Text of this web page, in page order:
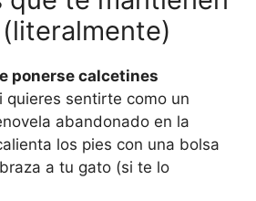
ponerse calcetines
quieres sentirte como un
abandonado en la
los pies con una bolsa
a tu gato (si te lo